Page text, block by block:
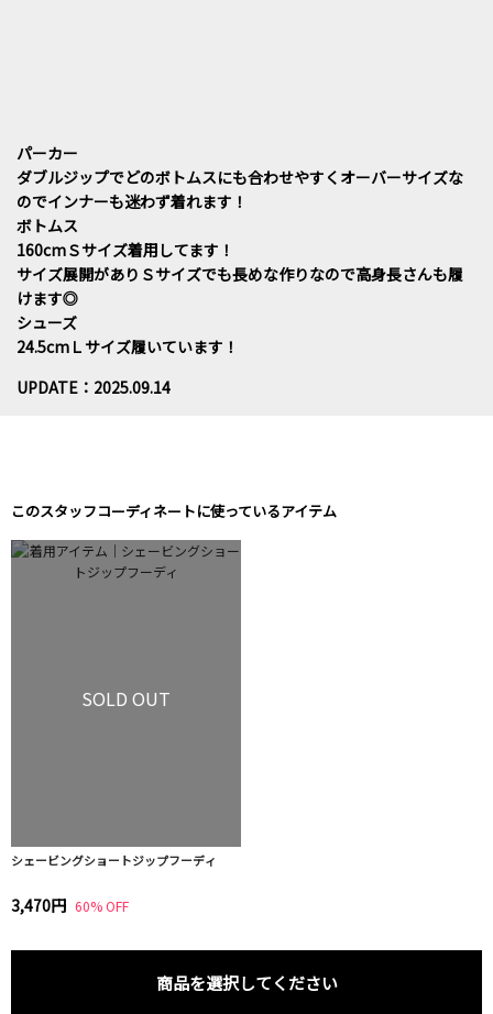
パーカー
ダブルジップでどのボトムスにも合わせやすくオーバーサイズな
のでインナーも迷わず着れます！
ボトムス
160cmＳサイズ着用してます！
サイズ展開がありＳサイズでも長めな作りなので高身長さんも履
けます◎
シューズ
24.5cmＬサイズ履いています！
UPDATE：2025.09.14
このスタッフコーディネートに使っているアイテム
SOLD OUT
シェービングショートジップフーディ
3,470円 60% OFF
商品を選択してください